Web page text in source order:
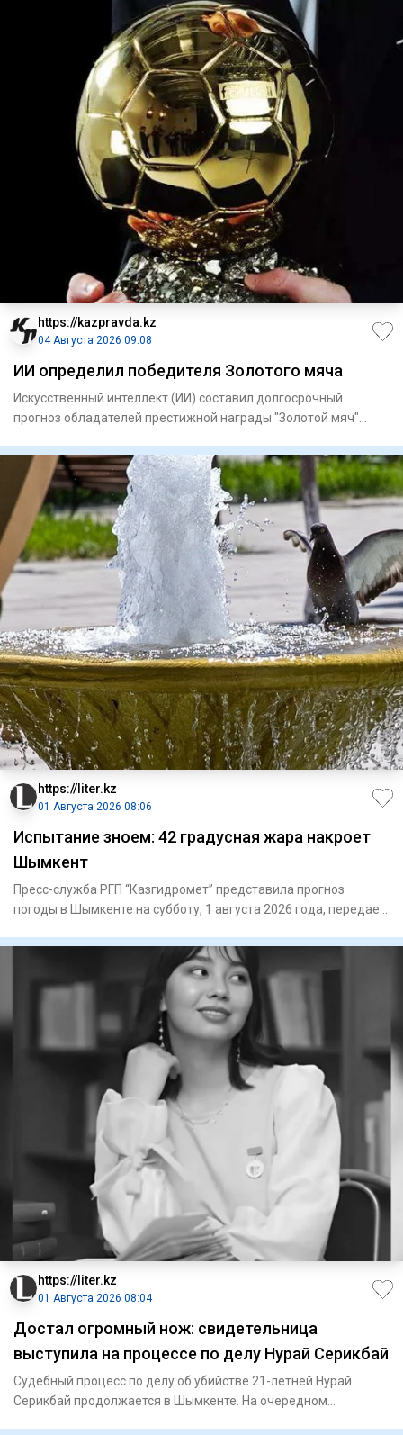
https://kazpravda.kz
04 Августа 2026 09:08
ИИ определил победителя Золотого мяча
Искусственный интеллект (ИИ) составил долгосрочный
прогноз обладателей престижной награды "Золотой мяч"
https://liter.kz
01 Августа 2026 08:06
Испытание зноем: 42 градусная жара накроет
Шымкент
Пресс-служба РГП “Казгидромет” представила прогноз
погоды в Шымкенте на субботу, 1 августа 2026 года, передает
https://liter.kz
01 Августа 2026 08:04
Достал огромный нож: свидетельница
выступила на процессе по делу Нурай Серикбай
Судебный процесс по делу об убийстве 21-летней Нурай
Серикбай продолжается в Шымкенте. На очередном